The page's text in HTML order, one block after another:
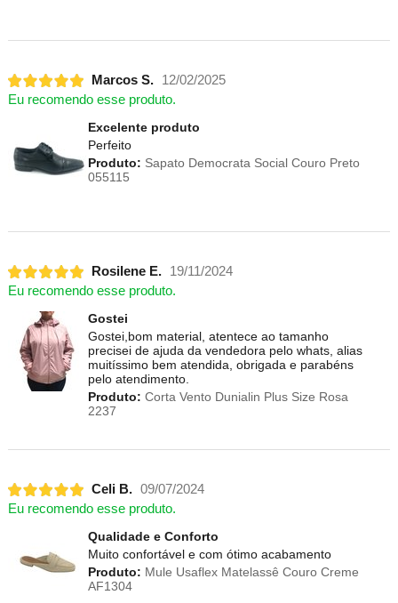
Marcos S.
12/02/2025
Eu recomendo esse produto.
Excelente produto
Perfeito
Produto: Sapato Democrata Social Couro Preto
055115
Rosilene E.
19/11/2024
Eu recomendo esse produto.
Gostei
Gostei,bom material, atentece ao tamanho
precisei de ajuda da vendedora pelo whats, alias
muitíssimo bem atendida, obrigada e parabéns
pelo atendimento.
Produto: Corta Vento Dunialin Plus Size Rosa
2237
Celi B. 09/07/2024
Eu recomendo esse produto.
Qualidade e Conforto
Muito confortável e com ótimo acabamento
Produto: Mule Usaflex Matelassê Couro Creme
AF1304